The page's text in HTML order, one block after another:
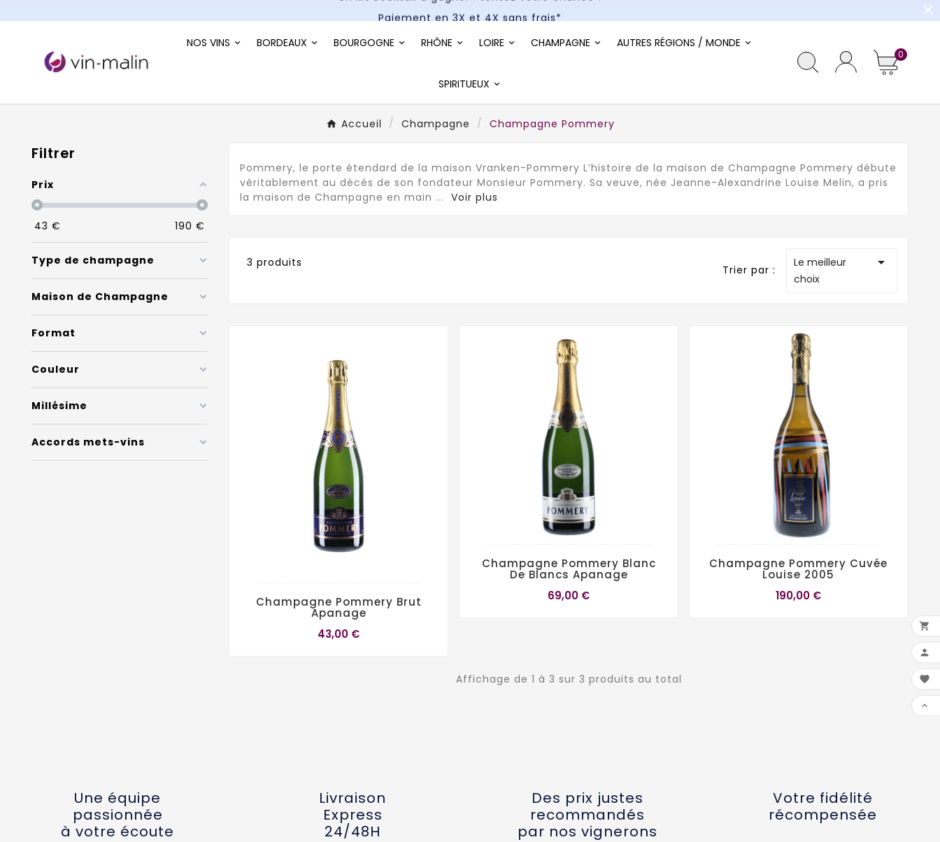
Paiement en 3X et 4X sans frais*
close
NOS VINS BORDEAUX BOURGOGNE RHÔNE LOIRE CHAMPAGNE AUTRES RÉGIONS / MONDE
SPIRITUEUX
0
Accueil Champagne Champagne Pommery
Filtrer
Prix
43 € 190 €
Type de champagne
Maison de Champagne
Format
Couleur
Millésime
Accords mets-vins
Pommery, le porte étendard de la maison Vranken-Pommery L’histoire de la maison de Champagne Pommery débute
véritablement au décès de son fondateur Monsieur Pommery. Sa veuve, née Jeanne-Alexandrine Louise Melin, a pris
la maison de Champagne en main ...Voir plus
3 produits
Trier par :
Le meilleur
choix

Champagne Pommery Brut
Apanage
43,00 €
Champagne Pommery Blanc
De Blancs Apanage
69,00 €
Champagne Pommery Cuvée
Louise 2005
190,00 €
Affichage de 1 à 3 sur 3 produits au total
Une équipe
passionnée
à votre écoute
Livraison
Express
24/48H
Des prix justes
recommandés
par nos vignerons
Votre fidélité
récompensée



